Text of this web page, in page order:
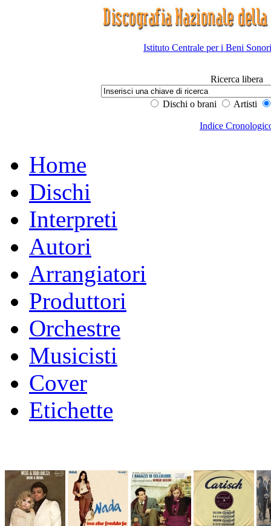
Istituto Centrale per i Beni
Ricerca libera
Dischi o brani Artisti
Indice
Home
Dischi
Interpreti
Autori
Arrangiatori
Produttori
Orchestre
Musicisti
Cover
Etichette